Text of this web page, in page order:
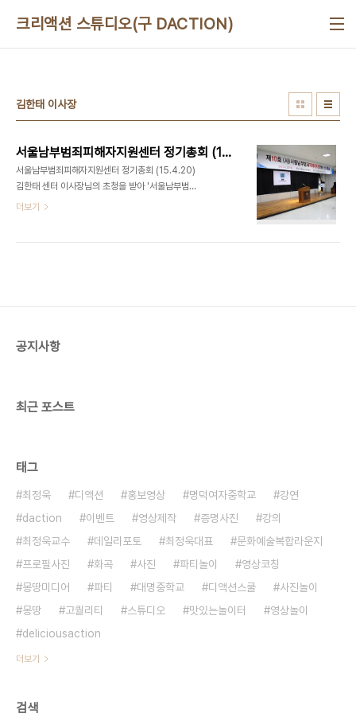
크리액션 스튜디오(구 DACTION)
김한태 이사장
서울남부범죄피해자지원센터 정기총회 (15.4.20)
서울남부범죄피해자지원센터 정기총회 (15.4.20)
김한태 센터 이사장님의 초청을 받아 '서울남부범죄
피해자지원센터 정기총회'에 다녀왔습니다. 강서구
액션) 사진/영상 스튜디오ㅣ강연/세미나 ㅣ 파티/이
더보기
공지사항
최근 포스트
태그
최정욱 디액션 홍보영상 명덕여자중학교
강연
daction
이벤트 영상제작 증명사진
강의
최정욱교수
데일리포토 최정욱대표
문화예술복합라운지
프로필사진
화곡 사진 파티놀이
영상코칭
몽땅미디어
파티 대명중학교 디액션스쿨
사진놀이
몽땅
고퀄리티 스튜디오 맛있는놀이터
영상놀이
deliciousaction
더보기
검색